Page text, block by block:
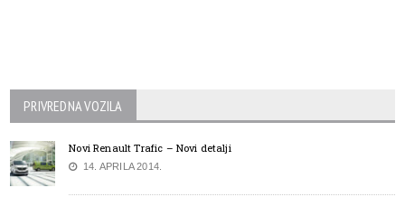
PRIVREDNA VOZILA
Novi Renault Trafic – Novi detalji
14. APRILA 2014.